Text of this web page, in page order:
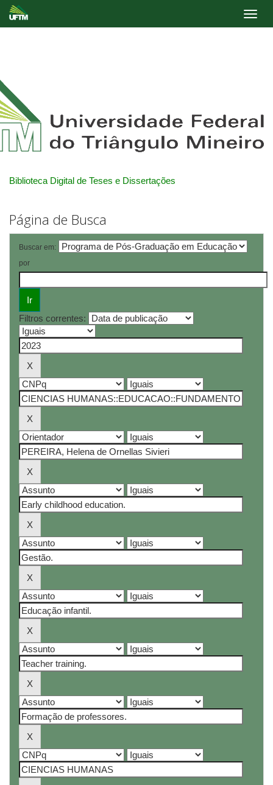
Biblioteca Digital de Teses e Dissertações
Página de Busca
Buscar em:
por
Filtros correntes: